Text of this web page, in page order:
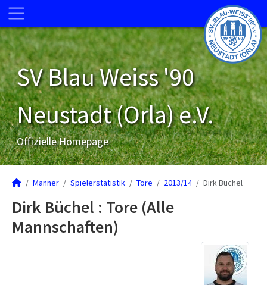
SV Blau Weiss '90
Neustadt (Orla) e.V.
Offizielle Homepage
Männer Spielerstatistik Tore 2013/14 Dirk Büchel
Dirk Büchel : Tore (Alle
Mannschaften)